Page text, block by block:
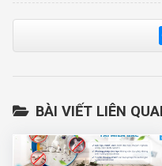
BÀI VIẾT LIÊN